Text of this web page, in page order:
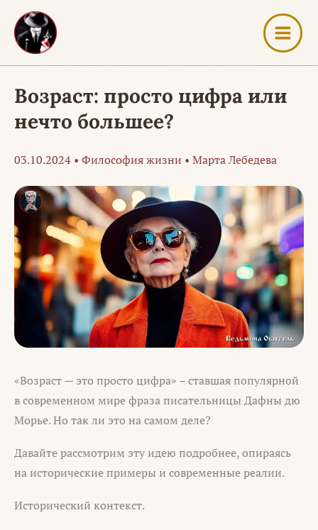
Перейти
содержимому
Возраст: просто цифра или
нечто большее?
03.10.2024 • Философия жизни • Марта Лебедева
«Возраст — это просто цифра» – ставшая популярной
в современном мире фраза писательницы Дафны дю
Морье. Но так ли это на самом деле?
Давайте рассмотрим эту идею подробнее, опираясь
на исторические примеры и современные реалии.
Исторический контекст.